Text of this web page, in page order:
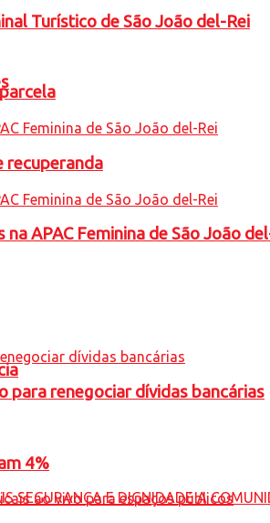
Turístico de São João del-Rei
recuperanda
APAC Feminina de São João
para renegociar dívidas bancárias
4%